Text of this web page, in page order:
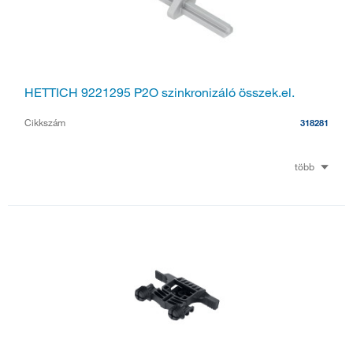
HETTICH 9221295 P2O szinkronizáló összek.el.
Cikkszám 318281
több